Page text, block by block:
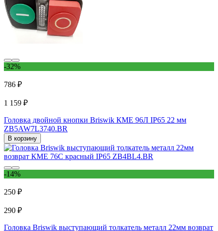
-32%
786 ₽
1 159 ₽
Головка двойной кнопки Briswik КМЕ 96Л IP65 22 мм
ZB5AW7L3740.BR
В корзину
-14%
250 ₽
290 ₽
Головка Briswik выступающий толкатель металл 22мм возврат